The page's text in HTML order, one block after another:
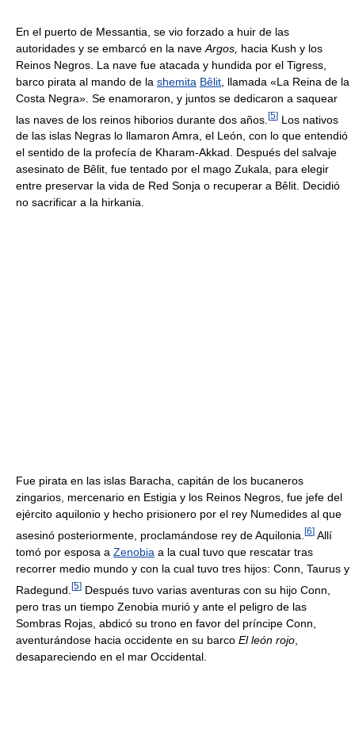
En el puerto de Messantia, se vio forzado a huir de las
autoridades y se embarcó en la nave Argos, hacia Kush y los
Reinos Negros. La nave fue atacada y hundida por el Tigress,
barco pirata al mando de la shemita Bêlit , llamada «La Reina de la
Costa Negra». Se enamoraron, y juntos se dedicaron a saquear
las naves de los reinos hiborios durante dos años. [5] Los nativos
de las islas Negras lo llamaron Amra, el León, con lo que entendió
el sentido de la profecía de Kharam-Akkad. Después del salvaje
asesinato de Bêlit, fue tentado por el mago Zukala, para elegir
entre preservar la vida de Red Sonja o recuperar a Bêlit. Decidió
no sacrificar a la hirkania.
Fue pirata en las islas Baracha, capitán de los bucaneros
zingarios, mercenario en Estigia y los Reinos Negros, fue jefe del
ejército aquilonio y hecho prisionero por el rey Numedides al que
asesinó posteriormente, proclamándose rey de Aquilonia. [6] Allí
tomó por esposa a Zenobia a la cual tuvo que rescatar tras
recorrer medio mundo y con la cual tuvo tres hijos: Conn, Taurus y
Radegund. [5] Después tuvo varias aventuras con su hijo Conn,
pero tras un tiempo Zenobia murió y ante el peligro de las
Sombras Rojas, abdicó su trono en favor del príncipe Conn,
aventurándose hacia occidente en su barco El león rojo
desapareciendo en el mar Occidental.